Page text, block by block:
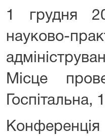
1 грудня
науково-
Місце
Госпітальна,